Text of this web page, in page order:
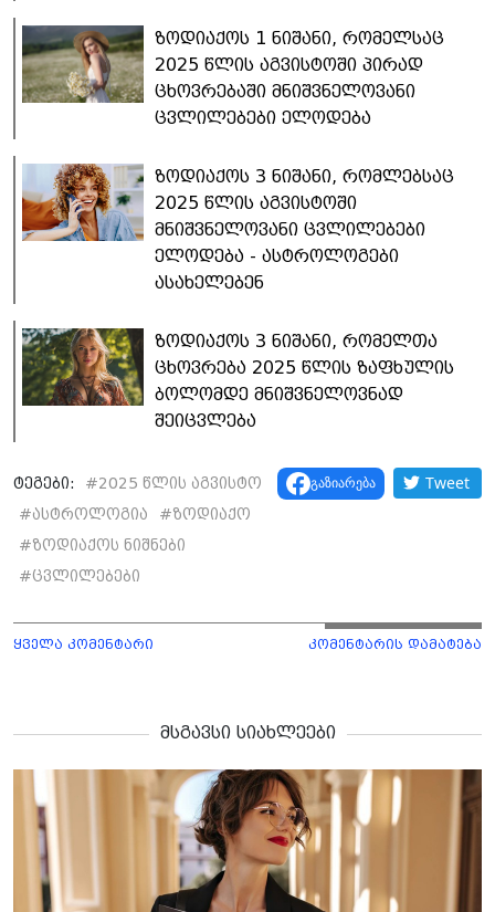
ზოდიაქოს 1 ნიშანი, რომელსაც
2025 წლის აგვისტოში პირად
ცხოვრებაში მნიშვნელოვანი
ცვლილებები ელოდება
ზოდიაქოს 3 ნიშანი, რომლებსაც
2025 წლის აგვისტოში
მნიშვნელოვანი ცვლილებები
ელოდება - ასტროლოგები
ასახელებენ
ზოდიაქოს 3 ნიშანი, რომელთა
ცხოვრება 2025 წლის ზაფხულის
ბოლომდე მნიშვნელოვნად
შეიცვლება
ტეგები: #2025 წლის აგვისტო
#ასტროლოგია #ზოდიაქო
#ზოდიაქოს ნიშნები
#ცვლილებები
გაზიარება Tweet
ყველა კომენტარი კომენტარის დამატება
მსგავსი სიახლეები